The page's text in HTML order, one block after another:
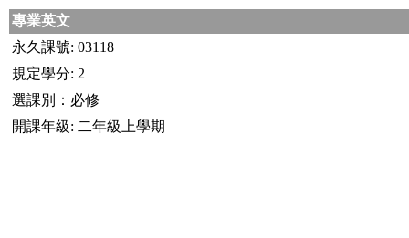
專業英文
永久課號: 03118
規定學分: 2
選課別：必修
開課年級: 二年級上學期